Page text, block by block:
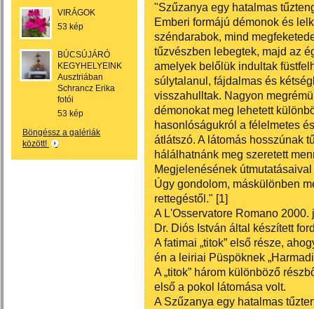
VIRÁGOK
53 kép
BÚCSÚJÁRÓ
KEGYHELYEINK
Ausztriában
Schrancz Erika
fotói
53 kép
Böngéssz a galériák
között!
"Szűzanya egy hatalmas
Emberi formájú démonok és
széndarabok, mind
tűzvészben lebegtek, majd az
amelyek belőlük indultak
súlytalanul, fájdalmas és
visszahulltak. Nagyon
démonokat meg lehetett
hasonlóságukról a félelmetes
átlátszó. A látomás hosszúnak
hálálhatnánk meg szeretett
Megjelenésének
Úgy gondolom, máskülönben
rettegéstől." [1]
A L'Osservatore Romano
Dr. Diós István által készített
A fatimai „titok” első része,
én a leiriai Püspöknek
A „titok” három különböző
első a pokol látomása volt.
A Szűzanya egy hatalmas